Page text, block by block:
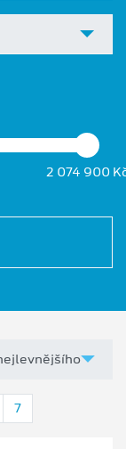
2 074 900
7